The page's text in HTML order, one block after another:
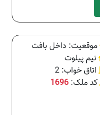
موقعیت: داخل بافت
نیم پیلوت
اتاق خواب: 2
کد ملک: 1696